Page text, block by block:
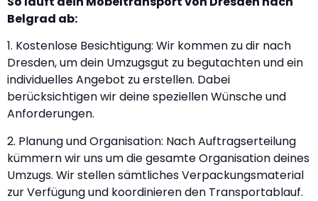
Belgrad ab:
1. Kostenlose Besichtigung: Wir kommen zu dir nach
Dresden, um dein Umzugsgut zu begutachten und ein
individuelles Angebot zu erstellen. Dabei
berücksichtigen wir deine speziellen Wünsche und
Anforderungen.
2. Planung und Organisation: Nach Auftragserteilung
kümmern wir uns um die gesamte Organisation deines
Umzugs. Wir stellen sämtliches Verpackungsmaterial
zur Verfügung und koordinieren den Transportablauf.